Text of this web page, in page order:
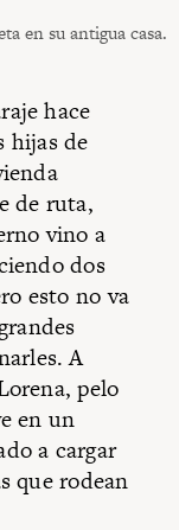
en su antigua casa.
hace
hijas de
de ruta,
vino a
dos
esto no va
A
pelo
en un
a cargar
que rodean